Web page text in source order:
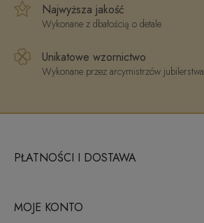
Najwyższa jakość
Wykonane z dbałością o detale
Unikatowe wzornictwo
Wykonane przez arcymistrzów jubilerstwa
PŁATNOŚCI I DOSTAWA
MOJE KONTO